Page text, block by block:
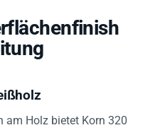
am Holz bietet Korn 320